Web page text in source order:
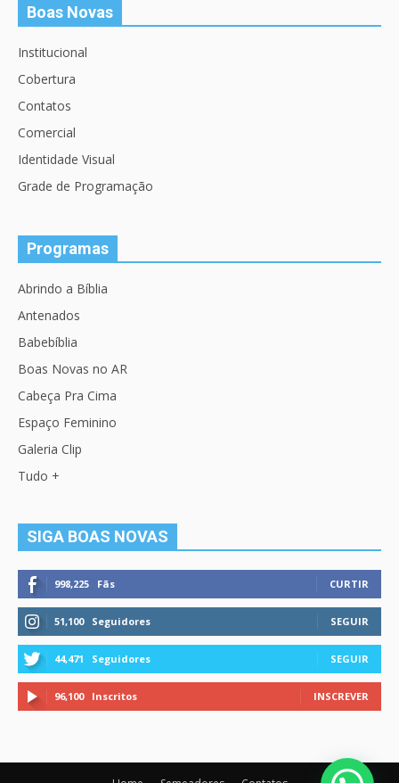
Boas Novas
Institucional
Cobertura
Contatos
Comercial
Identidade Visual
Grade de Programação
Programas
Abrindo a Bíblia
Antenados
Babebíblia
Boas Novas no AR
Cabeça Pra Cima
Espaço Feminino
Galeria Clip
Tudo +
SIGA BOAS NOVAS
998,225 Fãs CURTIR
51,100 Seguidores SEGUIR
44,471 Seguidores SEGUIR
96,100 Inscritos INSCREVER